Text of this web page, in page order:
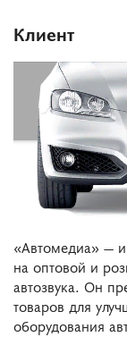
Клиент
«Автомедиа» —
на оптовой и
автозвука. Он
товаров для
оборудования